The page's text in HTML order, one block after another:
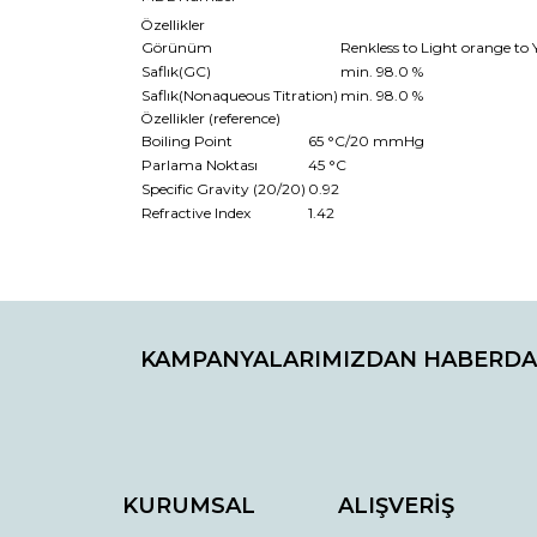
Özellikler
Görünüm
Renkless to Light orange to
Saflık(GC)
min. 98.0 %
Saflık(Nonaqueous Titration) min. 98.0 %
Özellikler (reference)
Boiling Point
65 °C/20 mmHg
Parlama Noktası
45 °C
Specific Gravity (20/20) 0.92
Refractive Index
1.42
Görüş ve önerileriniz için teşekkür ederiz.
Ürün resmi kalitesiz, bozuk veya
Bu ürüne benzer farklı alternatifler olmalı.
KAMPANYALARIMIZDAN
KURUMSAL ALIŞVERİŞ